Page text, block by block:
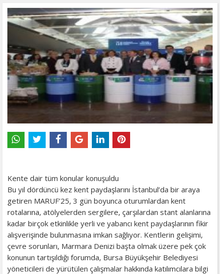
Kente dair tüm konular konuşuldu
Bu yıl dördüncü kez kent paydaşlarını İstanbul’da bir araya
getiren MARUF’25, 3 gün boyunca oturumlardan kent
rotalarına, atölyelerden sergilere, çarşılardan stant alanlarına
kadar birçok etkinlikle yerli ve yabancı kent paydaşlarının fikir
alışverişinde bulunmasına imkan sağlıyor. Kentlerin gelişimi,
çevre sorunları, Marmara Denizi başta olmak üzere pek çok
konunun tartışıldığı forumda, Bursa Büyükşehir Belediyesi
yöneticileri de yürütülen çalışmalar hakkında katılımcılara bilgi